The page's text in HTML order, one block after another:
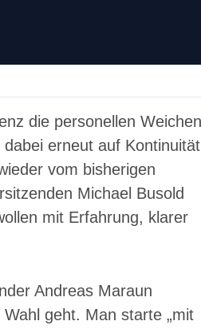
erneut auf Kontinuität
vom bisherigen
Michael Busold
mit Erfahrung, klarer
Andreas Maraun
geht. Man starte „mit